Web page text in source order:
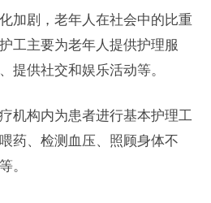
加剧，老年人在社会中的比重
工主要为老年人提供护理服
提供社交和娱乐活动等。
机构内为患者进行基本护理工
药、检测血压、照顾身体不
。